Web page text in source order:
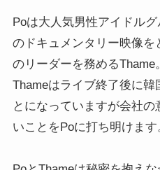
Poは大人気男性アイドル
のドキュメンタリー映像
のリーダーを務めるThame。
Thameはライブ終了後に
とになっていますが会社
いことをPoに打ち明けます